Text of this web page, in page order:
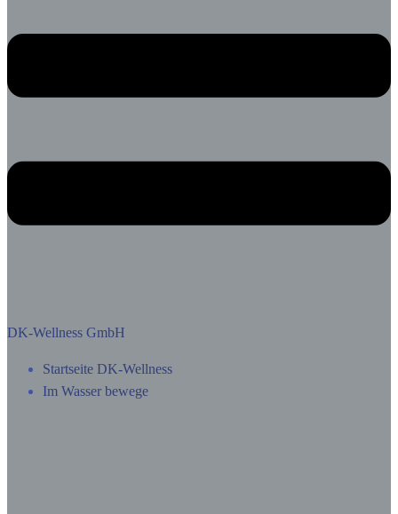
DK-Wellness GmbH
Startseite DK-Wellness
Im Wasser bewege